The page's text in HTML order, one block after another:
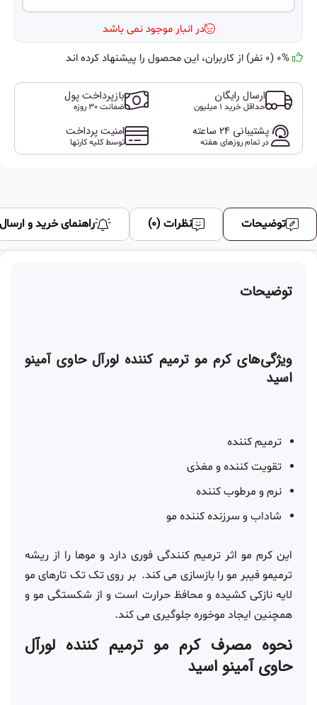
در انبار موجود نمی باشد
ارسال رایگان
حداقل خرید 1 میلیون
بازپرداخت پول
ضمانت 30 روزه
پشتیبانی 24 ساعته
در تمام روزهای هفته
امنیت پرداخت
توسط کلیه کارتها
توضیحات نظرات (0) راهنمای خرید و ارسال
توضیحات
ویژگی‌های کرم مو ترمیم کننده لورآل حاوی آمینو
اسید
ترمیم کننده
تقویت کننده و مغذی
نرم و مرطوب کننده
شاداب و سرزنده کننده مو
این کرم مو اثر ترمیم کنندگی فوری دارد و موها را از ریشه
ترمیمو فیبر مو را بازسازی می کند. بر روی تک تک تارهای مو
لایه نازکی کشیده و محافظ حرارت است و از شکستگی مو و
همچنین ایجاد موخوره جلوگیری می کند.
نحوه مصرف کرم مو ترمیم کننده لورآل
حاوی آمینو اسید